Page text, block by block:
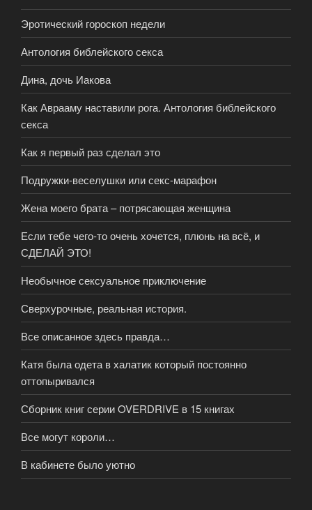
Эротический гороскоп недели
Антология библейского секса
Дина, дочь Иакова
Как Аврааму наставили рога. Антология библейского
секса
Как я первый раз сделал это
Подружки-веселушки или секс-марафон
Жена моего брата – потрясающая женщина
Если тебе чего-то очень хочется, плюнь на всё, и
СДЕЛАЙ ЭТО!
Необычное сексуальное приключение
Сверхурочные, реальная история.
Все описанное здесь правда…
Катя была одета в халатик который постоянно
оттопыривался
Сборник книг серии OVERDRIVE в 15 книгах
Все могут короли…
В кабинете было уютно